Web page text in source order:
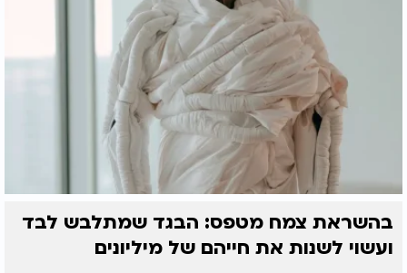
בהשראת צמח מטפס: הבגד שמתלבש לבד
ועשוי לשנות את חייהם של מיליונים